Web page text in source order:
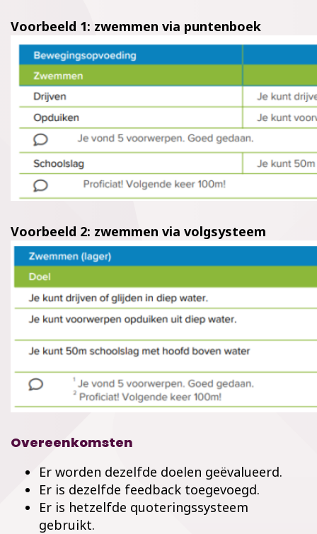
Voorbeeld 1: zwemmen via puntenboek
Voorbeeld 2: zwemmen via volgsysteem
Overeenkomsten
Er worden dezelfde doelen geëvalueerd.
Er is dezelfde feedback toegevoegd.
Er is hetzelfde quoteringssysteem
gebruikt.